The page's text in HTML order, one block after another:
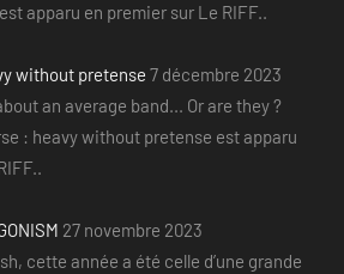
apparu en premier sur Le RIFF..
without pretense 7 décembre 2023
an average band... Or are they ?
: heavy without pretense est apparu
27 novembre 2023
cette année a été celle d’une grande